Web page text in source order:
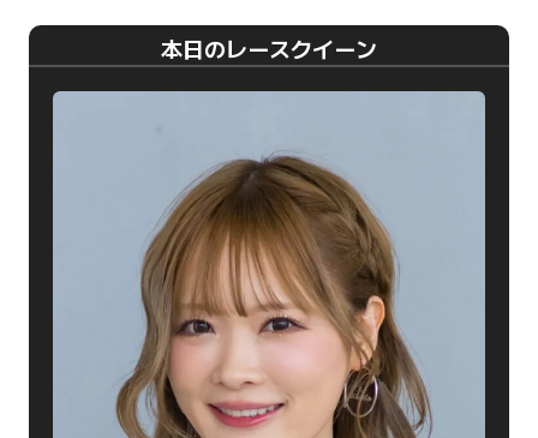
本日のレースクイーン